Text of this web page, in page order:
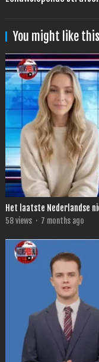
You might like
Het laatste Nederlandse
58views · 7 months ago